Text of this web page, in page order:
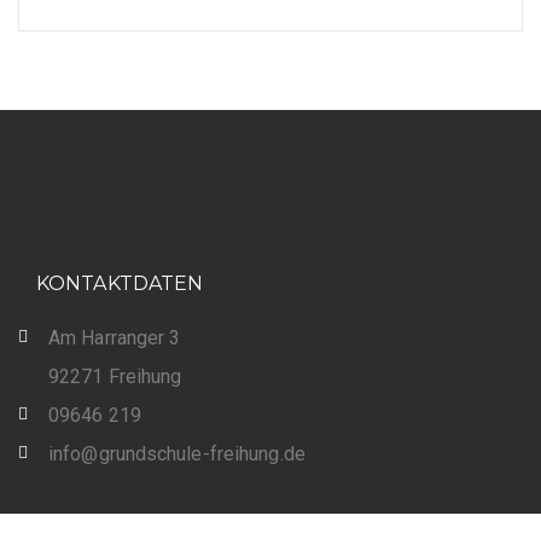
KONTAKTDATEN
Am Harranger 3
92271 Freihung
09646 219
info@grundschule-freihung.de